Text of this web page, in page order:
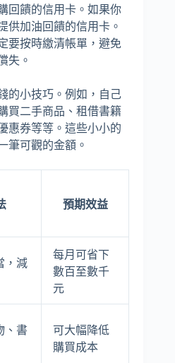
回饋的信用卡。如果你
供加油回饋的信用卡。
要按時繳清帳單，避免
失。
的小技巧。例如，自己
買二手商品、租借書籍
惠券等等。這些小小的
筆可觀的金額。
預期效益
，減
每月可省下
數百至數千
元
、書
可大幅降低
購買成本